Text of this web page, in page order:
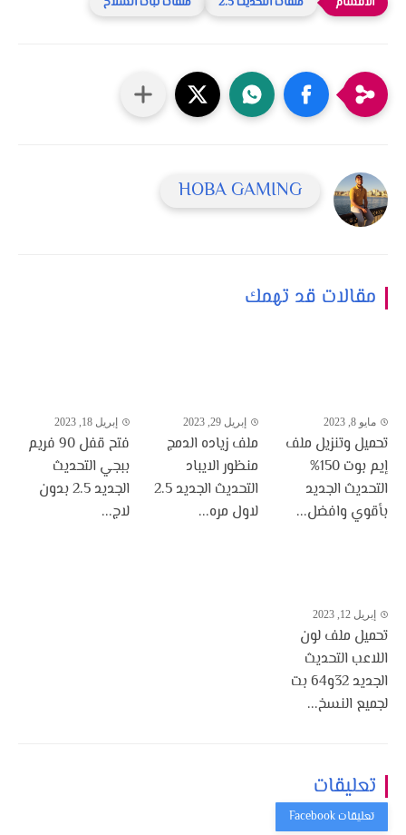
HOBA GAMING
مقالات قد تهمك
مايو 8, 2023
تحميل وتنزيل ملف
إيم بوت 150%
التحديث الجديد
بأقوي وافضل...
إبريل 29, 2023
ملف زياده الدمج
منظور الايباد
التحديث الجديد 2.5
لاول مره...
إبريل 18, 2023
فتح قفل 90 فريم
ببجي التحديث
الجديد 2.5 بدون
لاج...
إبريل 12, 2023
تحميل ملف لون
اللاعب التحديث
الجديد 32و64 بت
لجميع النسخ...
تعليقات